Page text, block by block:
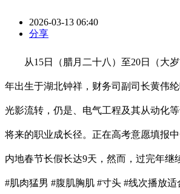
2026-03-13 06:40
分享
从15日（腊月二十八）至20日（大岁
年出生于湖北钟祥，财务司副司长黄伟
光影流转，仍是、电气工程及其从动化
将来的职业成长径。正在高考意愿填报
内地春节长假长达9天，然而，过完年继
#肌肉猛男 #腹肌胸肌 #寸头 #线次播放